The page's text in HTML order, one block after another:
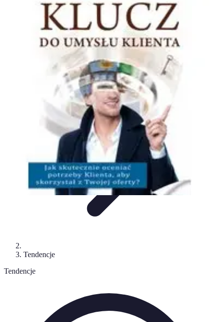
Oferty Wyjazdowe
Zdrowe wakacjeRodzinne Wakacje Aktywne WakacjeRodzinne
Wakacyjne Kierunki
Oferty Wyjazdowe
Tendencje
Tendencje